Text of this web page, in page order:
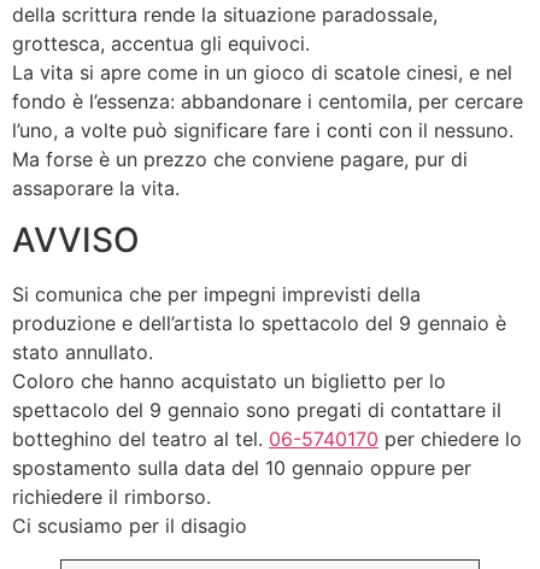
della scrittura rende la situazione paradossale,
grottesca, accentua gli equivoci.
La vita si apre come in un gioco di scatole cinesi, e nel
fondo è l’essenza: abbandonare i centomila, per cercare
l’uno, a volte può significare fare i conti con il nessuno.
Ma forse è un prezzo che conviene pagare, pur di
assaporare la vita.
AVVISO
Si comunica che per impegni imprevisti della
produzione e dell’artista lo spettacolo del 9 gennaio è
stato annullato.
Coloro che hanno acquistato un biglietto per lo
spettacolo del 9 gennaio sono pregati di contattare il
botteghino del teatro al tel. 06-5740170 per chiedere lo
spostamento sulla data del 10 gennaio oppure per
richiedere il rimborso.
Ci scusiamo per il disagio